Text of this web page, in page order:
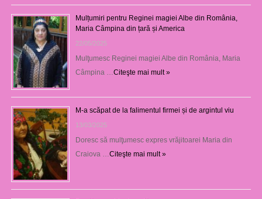
Mulțumiri pentru Reginei magiei Albe din România,
Maria Câmpina din țară și America
22/05/2025
Mulţumesc Reginei magiei Albe din România, Maria
Câmpina …Citeşte mai mult »
M-a scăpat de la falimentul firmei și de argintul viu
13/03/2025
Doresc să mulţumesc expres vrăjitoarei Maria din
Craiova …Citeşte mai mult »